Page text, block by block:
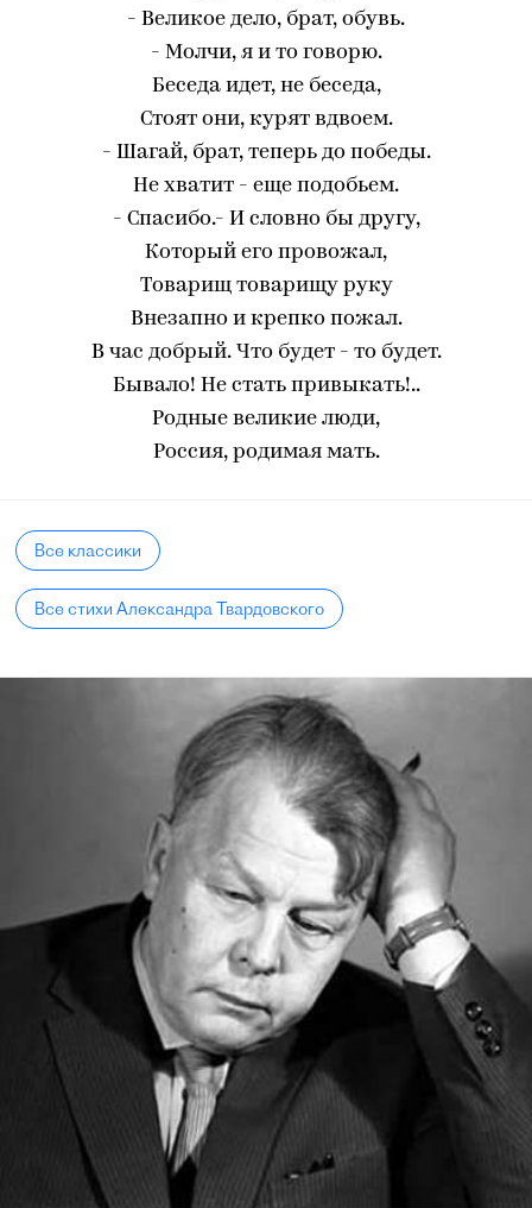
- Великое дело, брат, обувь.
- Молчи, я и то говорю.
Беседа идет, не беседа,
Стоят они, курят вдвоем.
- Шагай, брат, теперь до победы.
Не хватит - еще подобьем.
- Спасибо.- И словно бы другу,
Который его провожал,
Товарищ товарищу руку
Внезапно и крепко пожал.
В час добрый. Что будет - то будет.
Бывало! Не стать привыкать!..
Родные великие люди,
Россия, родимая мать.
Все классики
Все стихи Александра Твардовского